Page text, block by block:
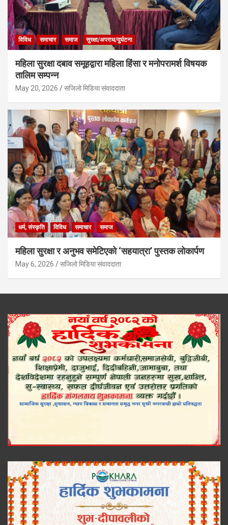
विविध समाचार समाज सुरक्षा/अपराध/दुर्घटना
महिला सुरक्षा दबाव समूहद्वारा महिला हिंसा र मनोपरामर्श विषयक
तालिम सम्पन्न
May 20, 2026 सजिलो मिडिया संवाददाता
धर्म, संस्कृति विविध समाचार समाज
महिला सुरक्षा र अनुभव समेटिएको ‘सहयात्रा’ पुस्तक लोकार्पण
May 6, 2026 सजिलो मिडिया संवाददाता